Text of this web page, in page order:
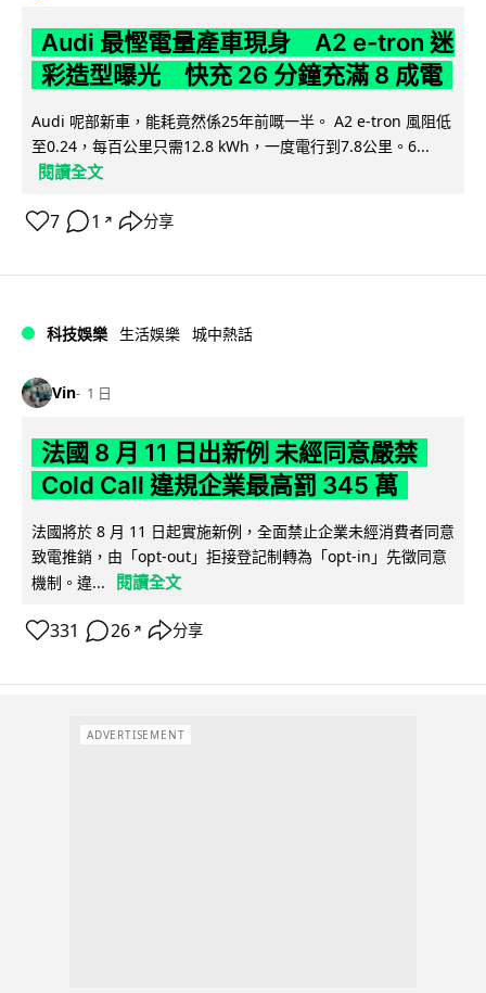
Audi 最慳電量產車現身 A2 e-tron 迷
彩造型曝光 快充 26 分鐘充滿 8 成電
Audi 呢部新車，能耗竟然係25年前嘅一半。 A2 e-tron 風阻低
至0.24，每百公里只需12.8 kWh，一度電行到7.8公里。6...
閱讀全文
7 1 ↗ 分享
科技娛樂 生活娛樂 城中熱話
Vin 1 日
法國 8 月 11 日出新例 未經同意嚴禁
Cold Call 違規企業最高罰 345 萬
法國將於 8 月 11 日起實施新例，全面禁止企業未經消費者同意
致電推銷，由「opt-out」拒接登記制轉為「opt-in」先徵同意
機制。違...
閱讀全文
331 26 ↗ 分享
ADVERTISEMENT